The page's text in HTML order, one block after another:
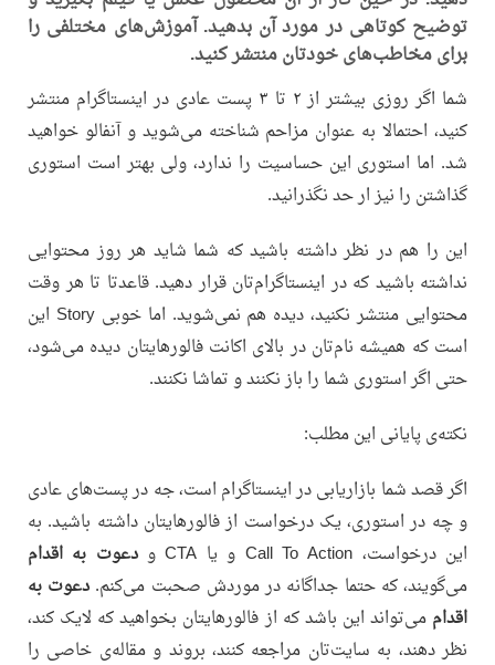
توضیح کوتاهی در مورد آن بدهید. آموزش‌های مختلفی را
برای مخاطب‌های خودتان منتشر کنید.
شما اگر روزی بیشتر از ۲ تا ۳ پست عادی در اینستاگرام منتشر
کنید، احتمالا به عنوان مزاحم شناخته می‌شوید و آنفالو خواهید
شد. اما استوری این حساسیت را ندارد، ولی بهتر است استوری
گذاشتن را نیز ار حد نگذرانید.
این را هم در نظر داشته باشید که شما شاید هر روز محتوایی
نداشته باشید که در اینستاگرام‌تان قرار دهید. قاعدتا تا هر وقت
محتوایی منتشر نکنید، دیده هم نمی‌شوید. اما خوبی Story این
است که همیشه نام‌تان در بالای اکانت فالورهایتان دیده می‌شود،
حتی اگر استوری شما را باز نکنند و تماشا نکنند.
نکته‌ی پایانی این مطلب:
اگر قصد شما بازاریابی در اینستاگرام است، جه در پست‌های عادی
و چه در استوری، یک درخواست از فالورهایتان داشته باشید. به
این درخواست، Call To Action و یا CTA و
دعوت به اقدام
می‌گویند، که حتما جداگانه در موردش صحبت می‌کنم. دعوت به
اقدام می‌تواند این باشد که از فالورهایتان بخواهید که لایک کند،
نظر دهند، به سایت‌تان مراجعه کنند، بروند و مقاله‌ی خاصی را